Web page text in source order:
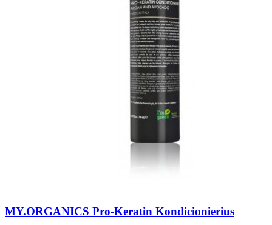
MY.ORGANICS Pro-Keratin Kondicionierius